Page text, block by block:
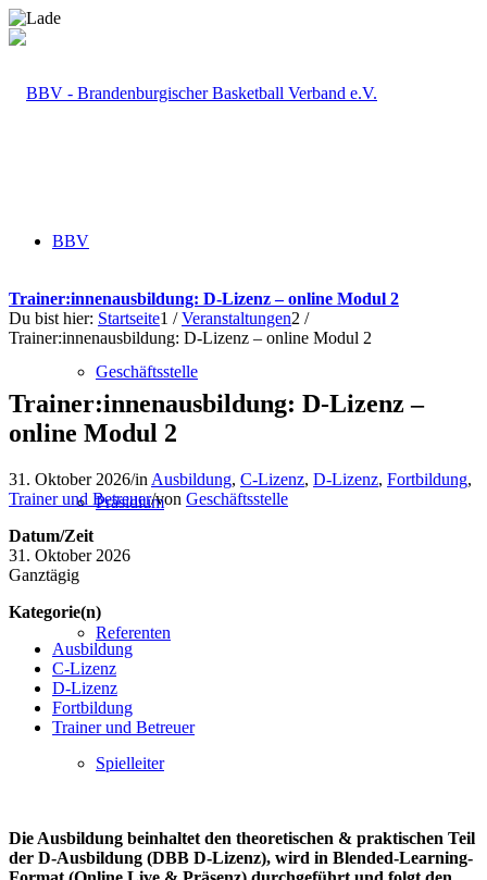
BBV
Geschäftsstelle
Präsidium
Referenten
Spielleiter
Trainer:innenausbildung: D-Lizenz – online Modul 2
Du bist hier: Startseite1 / Veranstaltungen2 /
Trainer:innenausbildung: D-Lizenz – online Modul 2
Trainer:innenausbildung: D-Lizenz –
online Modul 2
31. Oktober 2026/in Ausbildung, C-Lizenz, D-Lizenz, Fortbildung,
Trainer und Betreuer/von Geschäftsstelle
Datum/Zeit
31. Oktober 2026
Ganztägig
Kategorie(n)
Ausbildung
C-Lizenz
D-Lizenz
Fortbildung
Trainer und Betreuer
Die Ausbildung beinhaltet den theoretischen & praktischen Teil
der D-Ausbildung (DBB D-Lizenz), wird in Blended-Learning-